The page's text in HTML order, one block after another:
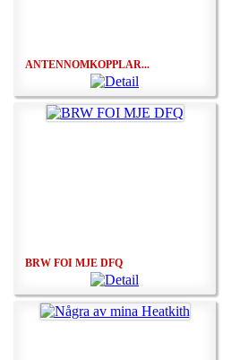
ANTENNOMKOPPLAR...
BRW FOI MJE DFQ